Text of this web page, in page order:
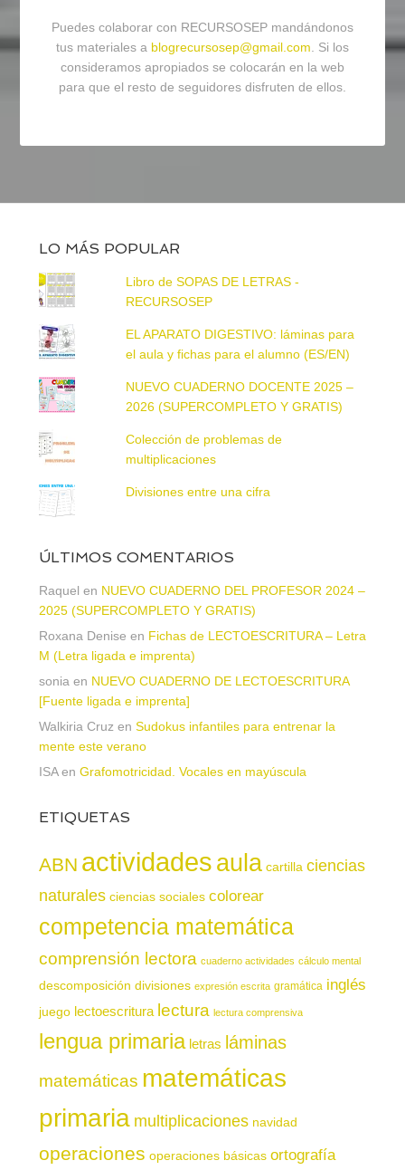
Puedes colaborar con RECURSOSEP mandándonos
tus materiales a blogrecursosep@gmail.com. Si los
consideramos apropiados se colocarán en la web
para que el resto de seguidores disfruten de ellos.
LO MÁS POPULAR
Libro de SOPAS DE LETRAS -
RECURSOSEP
EL APARATO DIGESTIVO: láminas para
el aula y fichas para el alumno (ES/EN)
NUEVO CUADERNO DOCENTE 2025 –
2026 (SUPERCOMPLETO Y GRATIS)
Colección de problemas de
multiplicaciones
Divisiones entre una cifra
ÚLTIMOS COMENTARIOS
Raquel en NUEVO CUADERNO DEL PROFESOR 2024 –
2025 (SUPERCOMPLETO Y GRATIS)
Roxana Denise en Fichas de LECTOESCRITURA – Letra
M (Letra ligada e imprenta)
sonia en NUEVO CUADERNO DE LECTOESCRITURA
[Fuente ligada e imprenta]
Walkiria Cruz en Sudokus infantiles para entrenar la
mente este verano
ISAen Grafomotricidad. Vocales en mayúscula
ETIQUETAS
ABN actividadesaula cartilla ciencias
naturales ciencias sociales colorear
competencia matemática
comprensión lectora cuaderno actividades cálculo mental
descomposición divisiones expresión escrita gramática inglés
juego lectoescritura lectura lectura comprensiva
lengua primaria letras láminas
matemáticas matemáticas
primaria multiplicaciones navidad
operaciones operaciones básicas ortografía